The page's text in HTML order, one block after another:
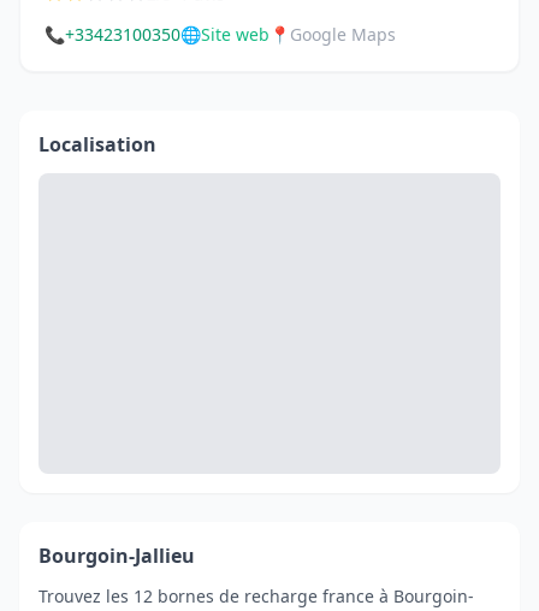
📞+33423100350🌐Site web 📍 Google Maps
Localisation
Bourgoin-Jallieu
Trouvez les 12 bornes de recharge france à Bourgoin-